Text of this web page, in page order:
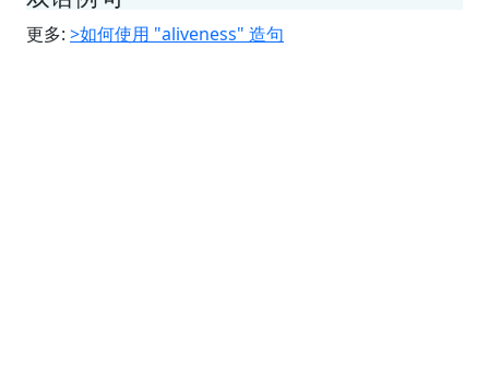
更多: >如何使用 "aliveness" 造句